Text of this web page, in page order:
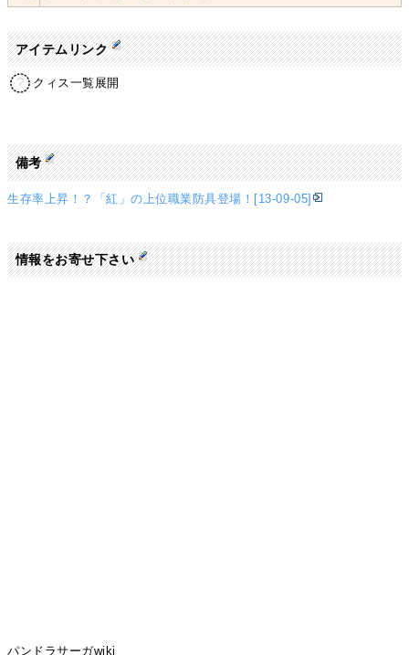
アイテムリンク
クィス一覧展開
備考
生存率上昇！？「紅」の上位職業防具登場！[13-09-05]
情報をお寄せ下さい
パンドラサーガwiki